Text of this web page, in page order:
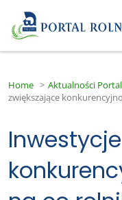
Home > Aktualności
zwiększające